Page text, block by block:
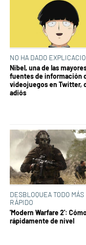
NO HA DADO
Nibel, una de las
fuentes de información
videojuegos en Twitter,
adiós
DESBLOQUEA TODO MÁS
RÁPIDO
'Modern Warfare 2':
rápidamente de nivel